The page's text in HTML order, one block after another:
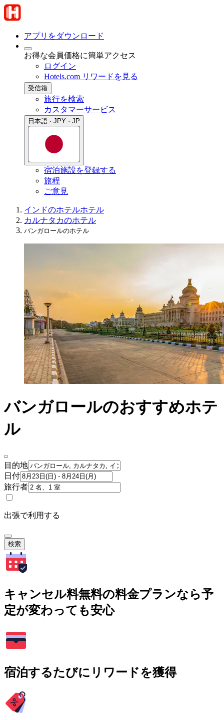
アプリをダウンロード
お得な会員価格に簡単アクセス
ログイン
Hotels.com リワードを見る
受信箱
旅行を検索
カスタマーサービス
日本語 · JPY · JP
宿泊施設を登録する
旅程
ご意見
インドのホテルホテル
カルナタカのホテル
バンガロールのホテル
バンガロールのおすすめホテ
ル
目的地
日付
旅行者
出張で利用する
検索
キャンセル料無料の料金プランなら予
定が変わっても安心
宿泊するたびにリワードを獲得